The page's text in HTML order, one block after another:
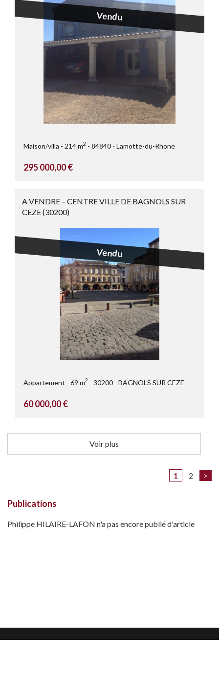
Vendu
Maison/villa 214 m2 84840 Lamotte-du-Rhone
295 000,00 €
A VENDRE – CENTRE VILLE DE BAGNOLS SUR
CEZE (30200)
Vendu
Appartement 69 m2 30200 BAGNOLS SUR CEZE
60 000,00 €
Voir plus
1 2 >
Publications
Philippe HILAIRE-LAFON n'a pas encore publié d'article
Mentions légales